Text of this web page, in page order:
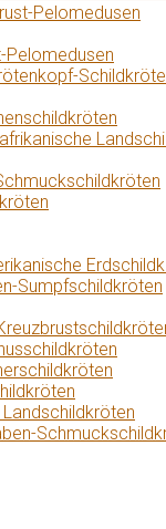
Pelomedusen
Pelomedusen
Sumpfschildkröten